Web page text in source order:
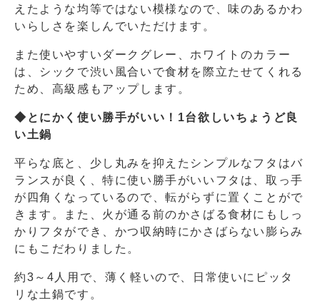
えたような均等ではない模様なので、味のあるかわ
いらしさを楽しんでいただけます。
また使いやすいダークグレー、ホワイトのカラー
は、シックで渋い風合いで食材を際立たせてくれる
ため、高級感もアップします。
◆とにかく使い勝手がいい！1台欲しいちょうど良
い土鍋
平らな底と、少し丸みを抑えたシンプルなフタはバ
ランスが良く、特に使い勝手がいいフタは、取っ手
が四角くなっているので、転がらずに置くことがで
きます。また、火が通る前のかさばる食材にもしっ
かりフタができ、かつ収納時にかさばらない膨らみ
にもこだわりました。
約3～4人用で、薄く軽いので、日常使いにピッタ
リな土鍋です。